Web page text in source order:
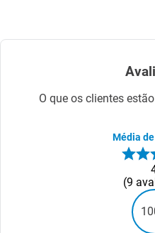
O que os clientes
Média
9